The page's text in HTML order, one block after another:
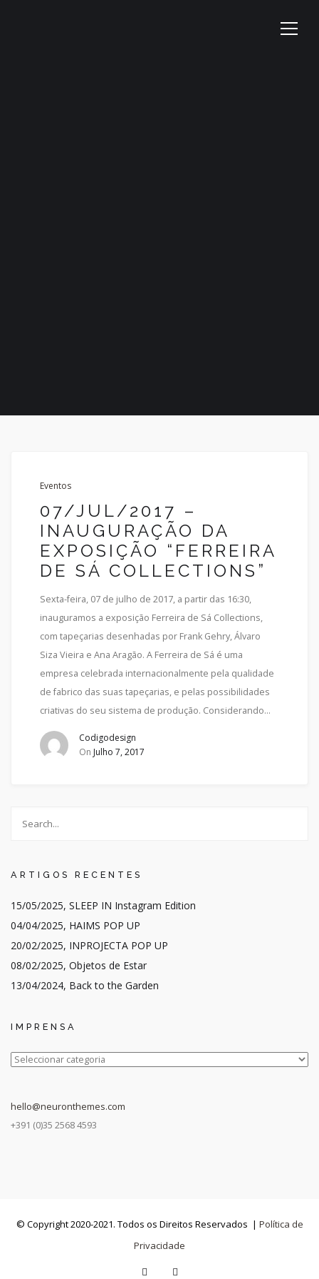
Eventos
07/JUL/2017 –
INAUGURAÇÃO DA
EXPOSIÇÃO “FERREIRA
DE SÁ COLLECTIONS”
Sexta-feira, 07 de julho de 2017, a partir das 16:30,
inauguramos a exposição Ferreira de Sá Collections,
com tapeçarias desenhadas por Frank Gehry, Álvaro
Siza Vieira e Ana Aragão. A Ferreira de Sá é uma
empresa celebrada internacionalmente pela qualidade
de fabrico das suas tapeçarias, e pelas possibilidades
criativas do seu sistema de produção. Considerando…
Codigodesign
On Julho 7, 2017
ARTIGOS RECENTES
15/05/2025, SLEEP IN Instagram Edition
04/04/2025, HAIMS POP UP
20/02/2025, INPROJECTA POP UP
08/02/2025, Objetos de Estar
13/04/2024, Back to the Garden
IMPRENSA
IMPRENSA
hello@neuronthemes.com
+391 (0)35 2568 4593
© Copyright 2020-2021. Todos os Direitos Reservados | Política de
Privacidade